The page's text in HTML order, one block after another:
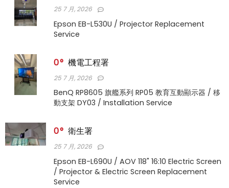
25 7 月, 2026
Epson EB-L530U / Projector Replacement
Service
0 機電工程署
25 7 月, 2026
BenQ RP8605 旗艦系列 RP05 教育互動顯示器 / 移
動支架 DY03 / Installation Service
0 衛生署
25 7 月, 2026
Epson EB-L690U / AOV 118" 16:10 Electric Screen
/ Projector & Electric Screen Replacement
Service